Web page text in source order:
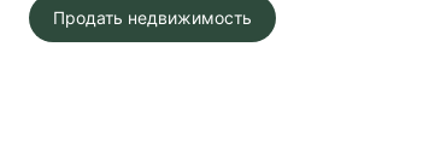
Продать недвижимость